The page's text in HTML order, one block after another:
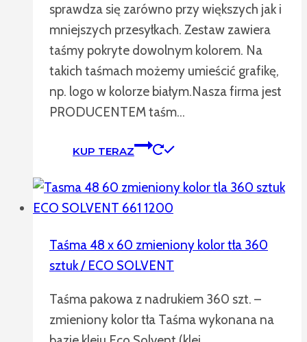
sprawdza się zarówno przy większych jak i
mniejszych przesyłkach. Zestaw zawiera
taśmy pokryte dowolnym kolorem. Na
takich taśmach możemy umieścić grafikę,
np. logo w kolorze białym.Nasza firma jest
PRODUCENTEM taśm…
KUP TERAZ
Taśma 48 x 60 zmieniony kolor tła 360
sztuk / ECO SOLVENT
Taśma pakowa z nadrukiem 360 szt. –
zmieniony kolor tła Taśma wykonana na